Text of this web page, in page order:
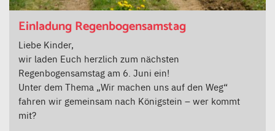
Einladung Regenbogensamstag
Liebe Kinder,
wir laden Euch herzlich zum nächsten
Regenbogensamstag am 6. Juni ein!
Unter dem Thema „Wir machen uns auf den Weg“
fahren wir gemeinsam nach Königstein – wer kommt
mit?